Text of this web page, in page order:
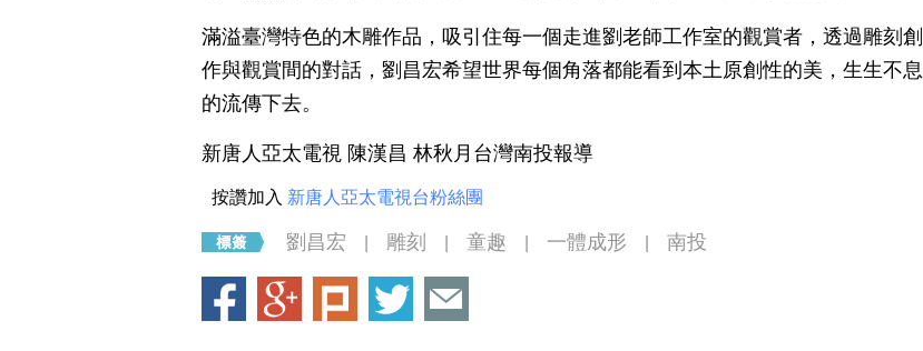
滿溢臺灣特色的木雕作品，吸引住每一個走進劉老師工作室的觀賞者，透過雕刻創
作與觀賞間的對話，劉昌宏希望世界每個角落都能看到本土原創性的美，生生不息
的流傳下去。
新唐人亞太電視 陳漢昌 林秋月台灣南投報導
按讚加入 新唐人亞太電視台粉絲團
劉昌宏 雕刻 童趣 一體成形 南投